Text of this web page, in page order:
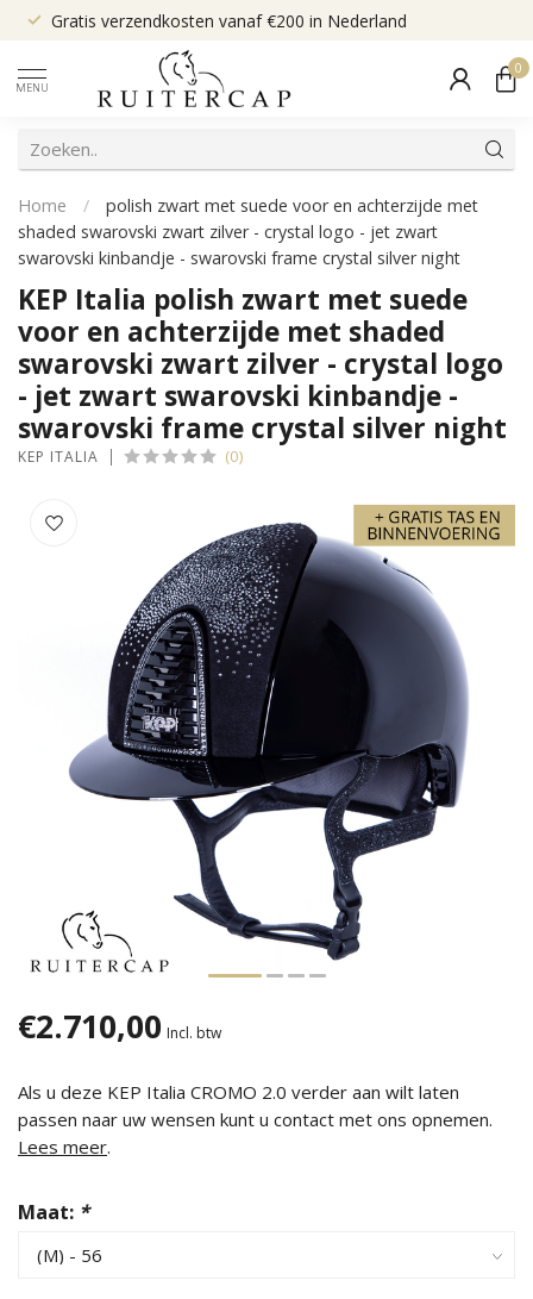
Gratis verzendkosten vanaf €200 in Nederland
MENU
0
Home /
polish zwart met suede voor en achterzijde met
shaded swarovski zwart zilver - crystal logo - jet zwart
swarovski kinbandje - swarovski frame crystal silver night
KEP Italia polish zwart met suede
voor en achterzijde met shaded
swarovski zwart zilver - crystal logo
- jet zwart swarovski kinbandje -
swarovski frame crystal silver night
KEP ITALIA (0)
€2.710,00 Incl. btw
Als u deze KEP Italia CROMO 2.0 verder aan wilt laten
passen naar uw wensen kunt u contact met ons opnemen.
Lees meer.
Maat: *